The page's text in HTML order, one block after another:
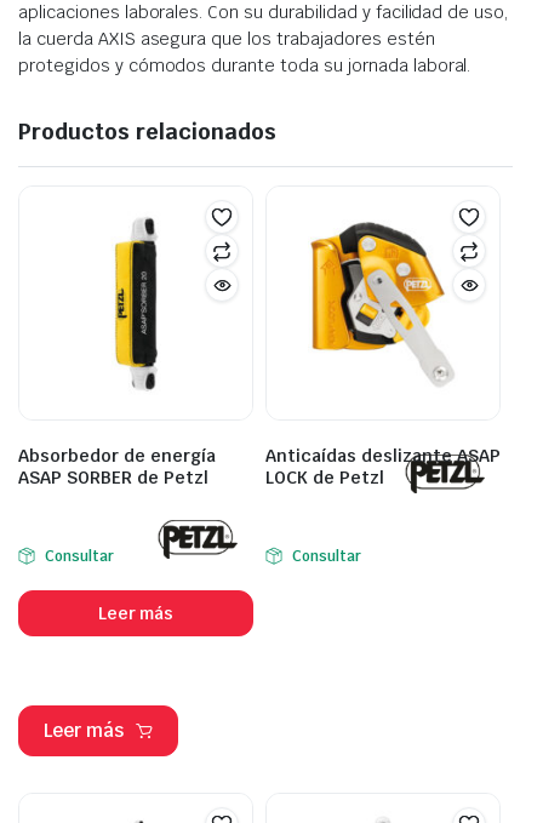
aplicaciones laborales. Con su durabilidad y facilidad de uso,
la cuerda AXIS asegura que los trabajadores estén
protegidos y cómodos durante toda su jornada laboral.
Productos relacionados
Absorbedor de energía
ASAP SORBER de Petzl
Consultar
Leer más
Leer más
Anticaídas deslizante ASAP
LOCK de Petzl
Consultar